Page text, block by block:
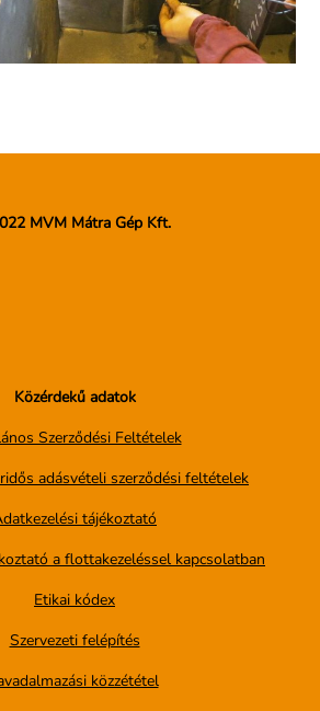
MVM Mátra Gép Kft.
Közérdekű adatok
Szerződési Feltételek
adásvételi szerződési feltételek
tájékoztató
a flottakezeléssel kapcsolatban
Etikai kódex
Szervezeti felépítés
közzététel